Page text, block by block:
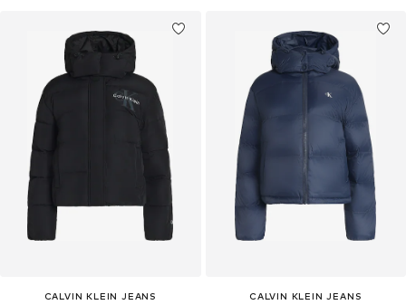
CALVIN KLEIN JEANS CALVIN KLEIN JEANS